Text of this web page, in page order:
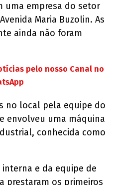
uma empresa do setor
Maria Buzolin. As
ainda não foram
pelo nosso Canal no
no local pela equipe do
envolveu uma máquina
conhecida como
e da equipe de
prestaram os primeiros